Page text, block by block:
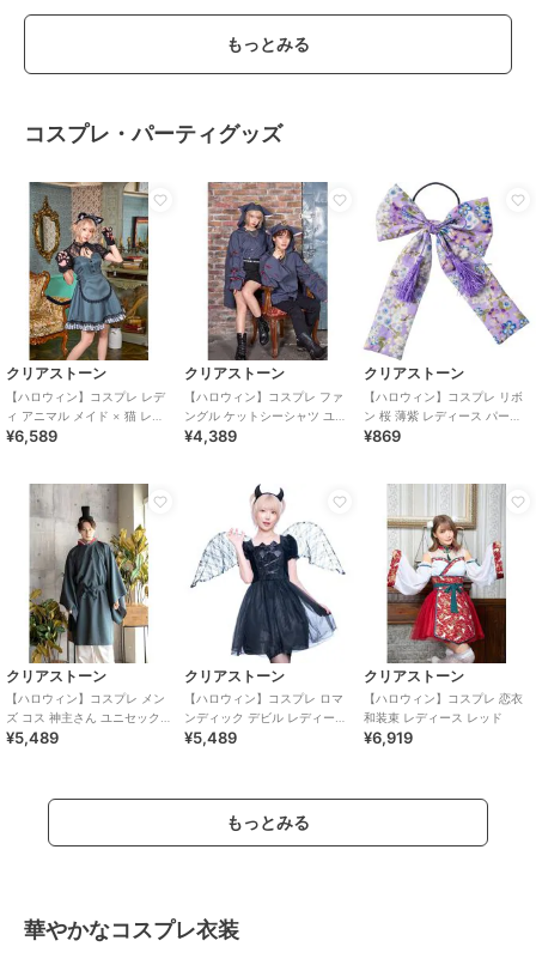
もっとみる
コスプレ・パーティグッズ
クリアストーン
【ハロウィン】コスプレ レデ
ィ アニマル メイド × 猫 レデ
ィース グレー
¥6,589
クリアストーン
【ハロウィン】コスプレ ファ
ングル ケットシーシャツ ユニ
セックス グレー ハロウィーン
¥4,389
クリアストーン
【ハロウィン】コスプレ リボ
ン 桜 薄紫 レディース パープ
ル
¥869
クリアストーン
【ハロウィン】コスプレ メン
ズ コス 神主さん ユニセックス
ブルー
¥5,489
クリアストーン
【ハロウィン】コスプレ ロマ
ンディック デビル レディース
ブラック
¥5,489
クリアストーン
【ハロウィン】コスプレ 恋衣
和装束 レディース レッド
¥6,919
もっとみる
華やかなコスプレ衣装